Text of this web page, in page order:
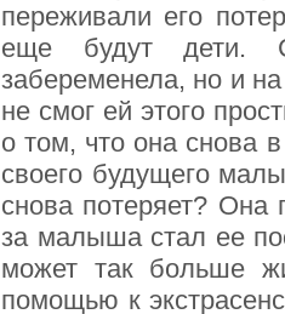
переживали его
еще будут дети.
забеременела, но и
не смог ей этого
о том, что она снова
своего будущего
снова потеряет? Она
за малыша стал ее
может так больше
помощью к